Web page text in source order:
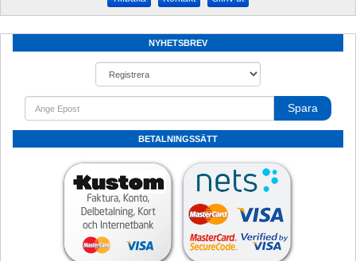
NYHETSBREV
Spara
BETALNINGSSÄTT